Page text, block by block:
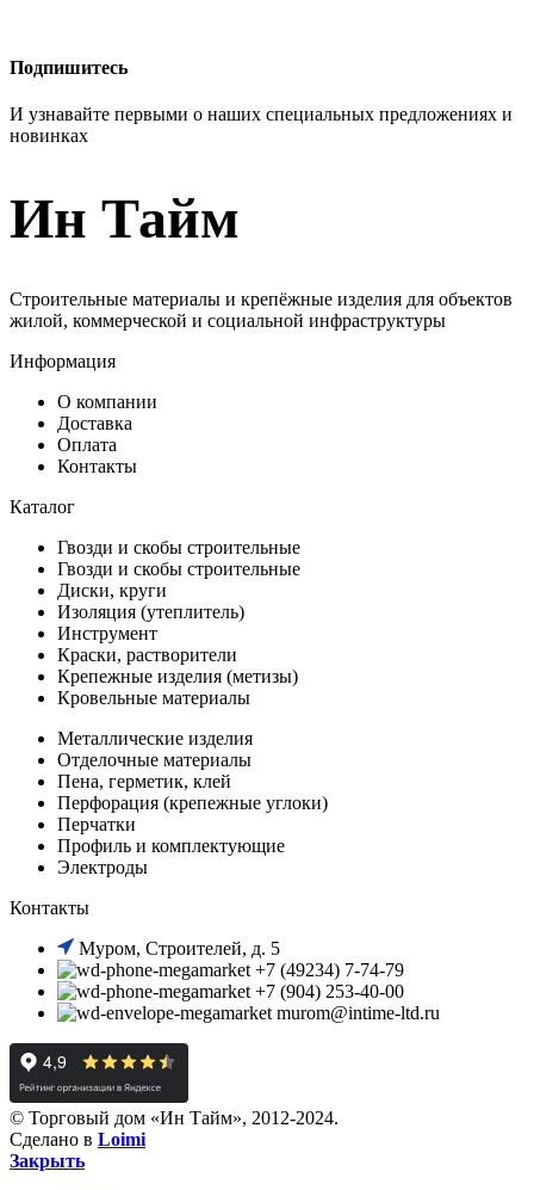
Подпишитесь
И узнавайте первыми о наших специальных предложениях и
новинках
Ин Тайм
Строительные материалы и крепёжные изделия для объектов
жилой, коммерческой и социальной инфраструктуры
Информация
О компании
Доставка
Оплата
Контакты
Каталог
Гвозди и скобы строительные
Гвозди и скобы строительные
Диски, круги
Изоляция (утеплитель)
Инструмент
Краски, растворители
Крепежные изделия (метизы)
Кровельные материалы
Металлические изделия
Отделочные материалы
Пена, герметик, клей
Перфорация (крепежные углоки)
Перчатки
Профиль и комплектующие
Электроды
Контакты
Муром, Строителей, д. 5
+7 (49234) 7-74-79
+7 (904) 253-40-00
murom@intime-ltd.ru
© Торговый дом «Ин Тайм», 2012-2024.
Сделано в Loimi
Закрыть